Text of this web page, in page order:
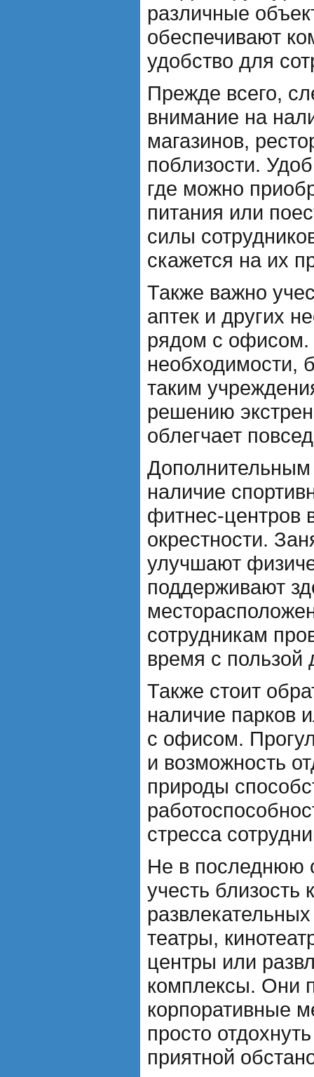
различные
обеспечивают
удобство для
Прежде всего,
внимание на
магазинов,
поблизости.
где можно
питания или
силы
скажется на их
Также важно
аптек и других
рядом с офисом.
необходимости,
таким
решению
облегчает
наличие
фитнес-центров
окрестности.
улучшают
поддерживают
сотрудникам
время с пользой
Также стоит
наличие парков
с офисом.
и возможность
природы
стресса
Не в последнюю
учесть близость
театры,
центры или
комплексы. Они
корпоративные
просто
приятной